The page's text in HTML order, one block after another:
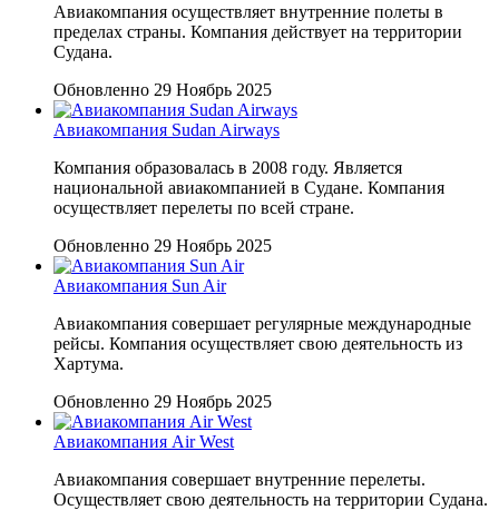
Авиакомпания осуществляет внутренние полеты в
пределах страны. Компания действует на территории
Судана.
Обновленно 29 Ноябрь 2025
Авиакомпания Sudan Airways
Компания образовалась в 2008 году. Является
национальной авиакомпанией в Судане. Компания
осуществляет перелеты по всей стране.
Обновленно 29 Ноябрь 2025
Авиакомпания Sun Air
Авиакомпания совершает регулярные международные
рейсы. Компания осуществляет свою деятельность из
Хартума.
Обновленно 29 Ноябрь 2025
Авиакомпания Air West
Авиакомпания совершает внутренние перелеты.
Осуществляет свою деятельность на территории Судана.